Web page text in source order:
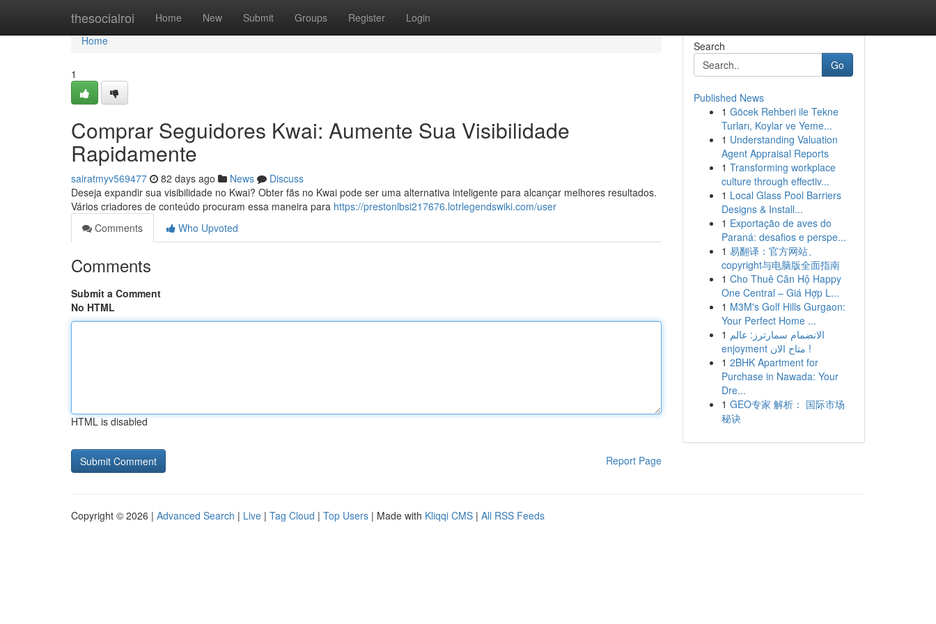
thesocialroi Home New Submit Groups Register Login
Home
Home
1
Comprar Seguidores Kwai: Aumente Sua Visibilidade
Rapidamente
sairatmyv569477 82 days ago News
Discuss
Deseja expandir sua visibilidade no Kwai? Obter fãs no Kwai pode ser uma alternativa inteligente para alcançar melhores resultados.
Vários criadores de conteúdo procuram essa maneira para https://prestonlbsi217676.lotrlegendswiki.com/user
Comments
Who Upvoted
Comments
Submit a Comment
No HTML
HTML is disabled
Report Page
Search
Go
Published News
1 Göcek Rehberi ile Tekne
Turları, Koylar ve Yeme...
1 Understanding Valuation
Agent Appraisal Reports
1 Transforming workplace
culture through effectiv...
1 Local Glass Pool Barriers
Designs & Install...
1 Exportação de aves do
Paraná: desafios e perspe...
1 易翻译：官方网站、
copyright与电脑版全面指南
1 Cho Thuê Căn Hộ Happy
One Central – Giá Hợp L...
1 M3M's Golf Hills Gurgaon:
Your Perfect Home ...
1 الانضمام سمارترز: عالم
enjoyment متاح الان !
1 2BHK Apartment for
Purchase in Nawada: Your
Dre...
1 GEO专家 解析： 国际市场
秘诀
Copyright © 2026 | Advanced Search | Live | Tag Cloud | Top Users | Made with Kliqqi CMS | All RSS Feeds